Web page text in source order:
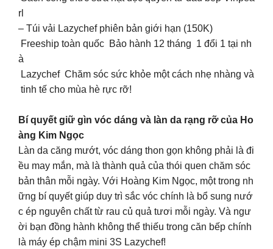
rl
– Túi vải Lazychef phiên bản giới hạn (150K)
Freeship toàn quốc Bảo hành 12 tháng 1 đổi 1 tại nh
à
Lazychef Chăm sóc sức khỏe một cách nhẹ nhàng và
tinh tế cho mùa hè rực rỡ!
Bí quyết giữ gìn vóc dáng và làn da rạng rỡ của Ho
àng Kim Ngọc
Làn da căng mướt, vóc dáng thon gọn không phải là đi
ều may mắn, mà là thành quả của thói quen chăm sóc
bản thân mỗi ngày. Với Hoàng Kim Ngọc, một trong nh
ững bí quyết giúp duy trì sắc vóc chính là bổ sung nướ
c ép nguyên chất từ rau củ quả tươi mỗi ngày. Và ngư
ời bạn đồng hành không thể thiếu trong căn bếp chính
là máy ép chậm mini 3S Lazychef!